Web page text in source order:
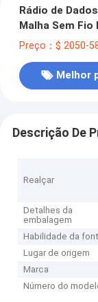
Rádio de
Malha Sem
Distância,
Multicanal
Preço：$ 2050-
Melhor
Descrição De
Realçar
Detalhes da
embalagem
Habilidade da
Lugar de origem
Marca
Número do